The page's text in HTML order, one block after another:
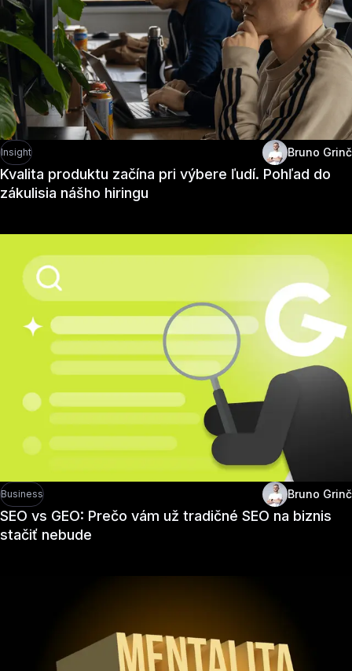
Insight Bruno Grinč
Kvalita produktu začína pri výbere ľudí. Pohľad do
zákulisia nášho hiringu
Business Bruno Grinč
SEO vs GEO: Prečo vám už tradičné SEO na biznis
stačiť nebude